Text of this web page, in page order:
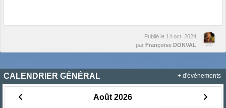
Publié le 14 oct. 2024
par Françoise DONVAL
CALENDRIER GÉNÉRAL
Août 2026
+ d'évènements